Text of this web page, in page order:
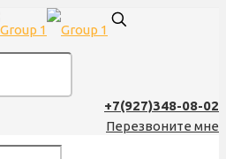
+7(927)348-08-02
Перезвоните мне